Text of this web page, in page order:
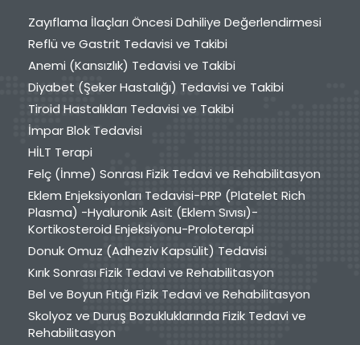
Zayıflama İlaçları Öncesi Dahiliye Değerlendirmesi
Reflü ve Gastrit Tedavisi ve Takibi
Anemi (Kansızlık) Tedavisi ve Takibi
Diyabet (Şeker Hastalığı) Tedavisi ve Takibi
Tiroid Hastalıkları Tedavisi ve Takibi
İmpar Blok Tedavisi
HİLT Terapi
Felç (İnme) Sonrası Fizik Tedavi ve Rehabilitasyon
Eklem Enjeksiyonları Tedavisi-PRP (Platelet Rich
Plasma) -Hyaluronik Asit (Eklem Sıvısı)-
Kortikosteroid Enjeksiyonu-Proloterapi
Donuk Omuz (Adheziv Kapsülit) Tedavisi
Kırık Sonrası Fizik Tedavi ve Rehabilitasyon
Bel ve Boyun Fıtığı Fizik Tedavi ve Rehabilitasyon
Skolyoz ve Duruş Bozukluklarında Fizik Tedavi ve
Rehabilitasyon